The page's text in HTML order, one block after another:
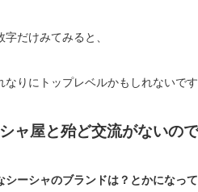
だけみてみると、
りにトップレベルかもしれないです
ャ屋と殆ど交流がないの
ーシャのブランドは？とかになって